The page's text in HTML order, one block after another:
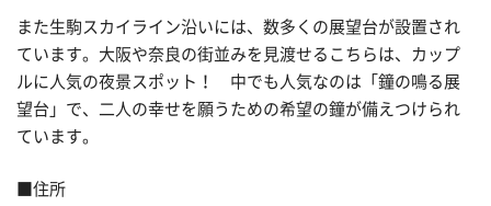
また生駒スカイライン沿いには、数多くの展望台が設置され
ています。大阪や奈良の街並みを見渡せるこちらは、カップ
ルに人気の夜景スポット！ 中でも人気なのは「鐘の鳴る展
望台」で、二人の幸せを願うための希望の鐘が備えつけられ
ています。
■住所